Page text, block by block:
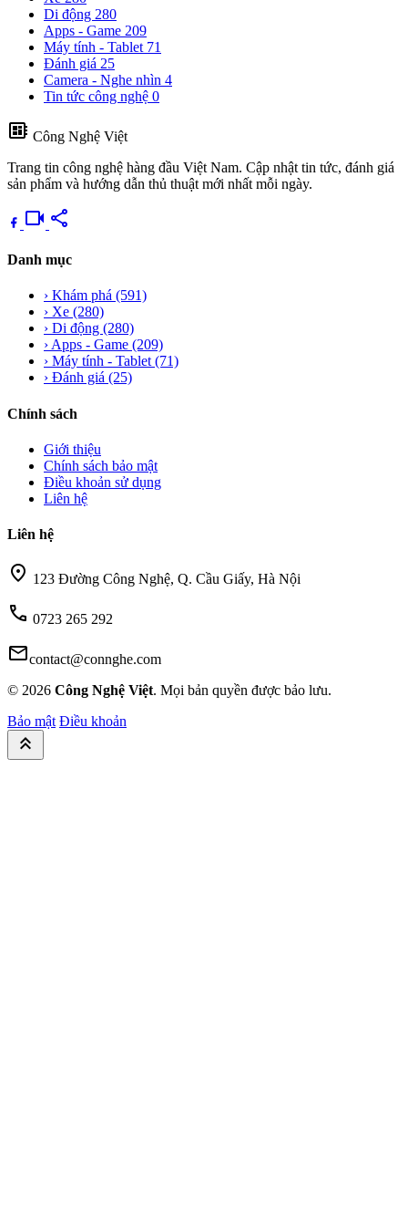
Di động 280
Apps - Game 209
Máy tính - Tablet 71
Đánh giá 25
Camera - Nghe nhìn 4
Tin tức công nghệ 0
developer_board Công Nghệ Việt
Trang tin công nghệ hàng đầu Việt Nam. Cập nhật tin tức, đánh giá
sản phẩm và hướng dẫn thủ thuật mới nhất mỗi ngày.
videocam share
Danh mục
› Khám phá (591)
› Xe (280)
› Di động (280)
› Apps - Game (209)
› Máy tính - Tablet (71)
› Đánh giá (25)
Chính sách
Giới thiệu
Chính sách bảo mật
Điều khoản sử dụng
Liên hệ
Liên hệ
location_on 123 Đường Công Nghệ, Q. Cầu Giấy, Hà Nội
call 0723 265 292
mailcontact@connghe.com
© 2026 Công Nghệ Việt. Mọi bản quyền được bảo lưu.
Bảo mật Điều khoản
keyboard_double_arrow_up